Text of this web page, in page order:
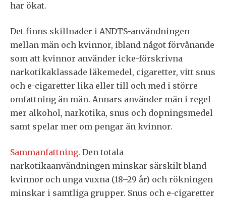
har ökat.
Det finns skillnader i ANDTS-användningen
mellan män och kvinnor, ibland något förvånande
som att kvinnor använder icke-förskrivna
narkotikaklassade läkemedel, cigaretter, vitt snus
och e-cigaretter lika eller till och med i större
omfattning än män. Annars använder män i regel
mer alkohol, narkotika, snus och dopningsmedel
samt spelar mer om pengar än kvinnor.
Sammanfattning. Den totala
narkotikaanvändningen minskar särskilt bland
kvinnor och unga vuxna (18–29 år) och rökningen
minskar i samtliga grupper. Snus och e-cigaretter